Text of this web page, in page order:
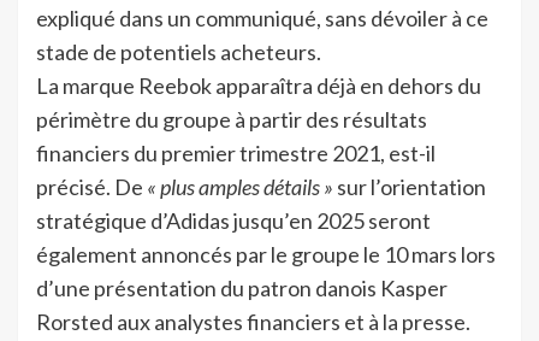
expliqué dans un communiqué, sans dévoiler à ce
stade de potentiels acheteurs.
La marque Reebok apparaîtra déjà en dehors du
périmètre du groupe à partir des résultats
financiers du premier trimestre 2021, est-il
précisé. De « plus amples détails » sur l’orientation
stratégique d’Adidas jusqu’en 2025 seront
également annoncés par le groupe le 10 mars lors
d’une présentation du patron danois Kasper
Rorsted aux analystes financiers et à la presse.